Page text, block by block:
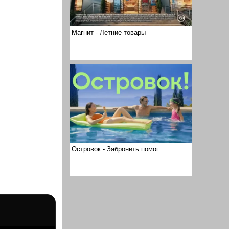
Магнит - Летние товары
Островок - Забронить помог